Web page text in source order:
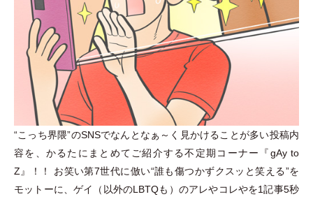
“こっち界隈”のSNSでなんとなぁ～く見かけることが多い投稿内
容を、かるたにまとめてご紹介する不定期コーナー『gAy to
Z』！！ お笑い第7世代に倣い“誰も傷つかずクスッと笑える”を
モットーに、ゲイ
（ 以外のLBTQも ） のアレやコレやを1記事5秒